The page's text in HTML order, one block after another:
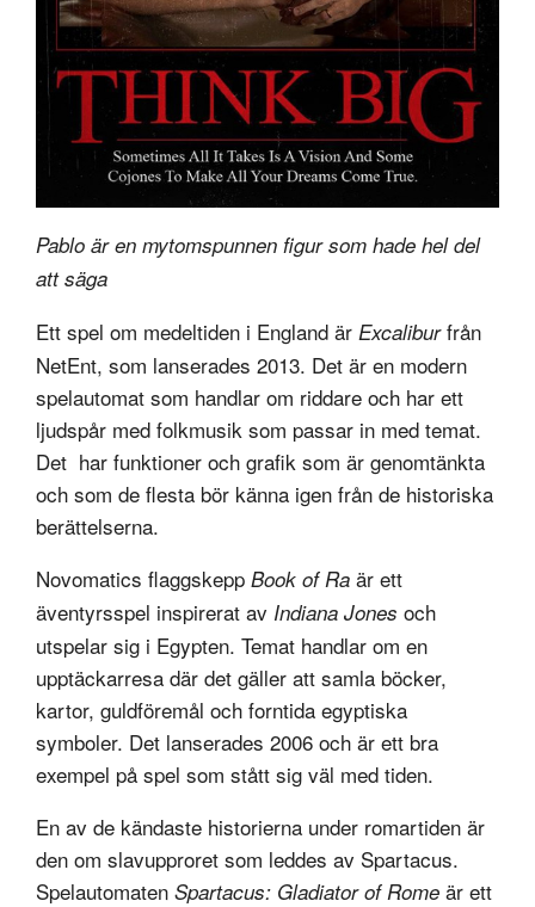
Pablo är en mytomspunnen figur som hade hel del
att säga
Ett spel om medeltiden i England är Excaliburfrån
NetEnt, som lanserades 2013. Det är en modern
spelautomat som handlar om riddare och har ett
ljudspår med folkmusik som passar in med temat.
Det har funktioner och grafik som är genomtänkta
och som de flesta bör känna igen från de historiska
berättelserna.
Novomatics flaggskepp Book of Ra är ett
äventyrsspel inspirerat av Indiana Jones och
utspelar sig i Egypten. Temat handlar om en
upptäckarresa där det gäller att samla böcker,
kartor, guldföremål och forntida egyptiska
symboler. Det lanserades 2006 och är ett bra
exempel på spel som stått sig väl med tiden.
En av de kändaste historierna under romartiden är
den om slavupproret som leddes av Spartacus.
Spelautomaten Spartacus: Gladiator of Rome är ett